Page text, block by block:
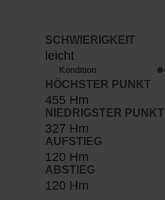
SCHWIERIGKEIT
leicht
Kondition
HÖCHSTER PUNKT
455 Hm
NIEDRIGSTER PUNKT
327 Hm
AUFSTIEG
120 Hm
ABSTIEG
120 Hm